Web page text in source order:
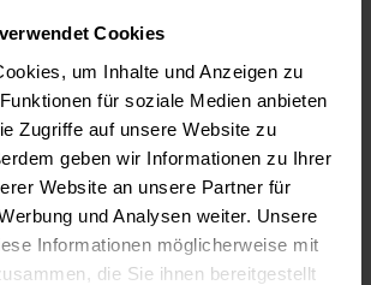
Cookies
um Inhalte und Anzeigen zu
für soziale Medien anbieten
Zugriffe auf unsere Website zu
geben wir Informationen zu Ihrer
Website an unsere Partner für
und Analysen weiter. Unsere
Informationen möglicherweise mit
die Sie ihnen bereitgestellt